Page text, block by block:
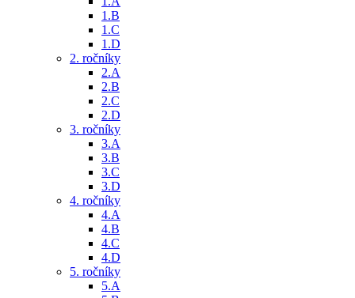
1.B
1.C
1.D
2. ročníky
2.A
2.B
2.C
2.D
3. ročníky
3.A
3.B
3.C
3.D
4. ročníky
4.A
4.B
4.C
4.D
5. ročníky
5.A